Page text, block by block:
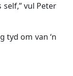
vul Peter
tyd om van ‘n